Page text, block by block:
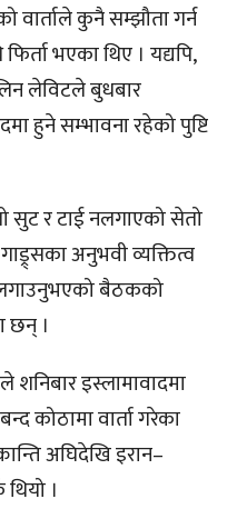
वार्ताले कुनै सम्झौता गर्न
भएका थिए । यद्यपि,
लेविटले बुधबार
हुने सम्भावना रहेको पुष्टि
सुट र टाई नलगाएको सेतो
अनुभवी व्यक्तित्व
बैठकको
छन् ।
शनिबार इस्लामावादमा
कोठामा वार्ता गरेका
अघिदेखि इरान–
।